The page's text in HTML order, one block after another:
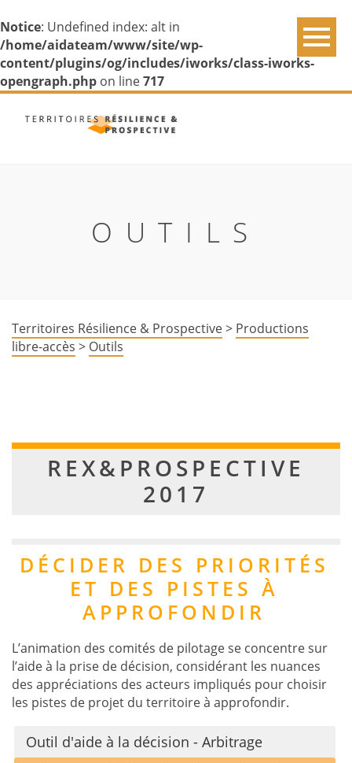
Notice: Undefined index: alt in
/home/aidateam/www/site/wp-
content/plugins/og/includes/iworks/class-iworks-
opengraph.php on line717
OUTILS
Territoires Résilience & Prospective> Productions
libre-accès > Outils
REX&PROSPECTIVE
2017
DÉCIDER DES PRIORITÉS
ET DES PISTES À
APPROFONDIR
L’animation des comités de pilotage se concentre sur
l’aide à la prise de décision, considérant les nuances
des appréciations des acteurs impliqués pour choisir
les pistes de projet du territoire à approfondir.
Outil d'aide à la décision - Arbitrage